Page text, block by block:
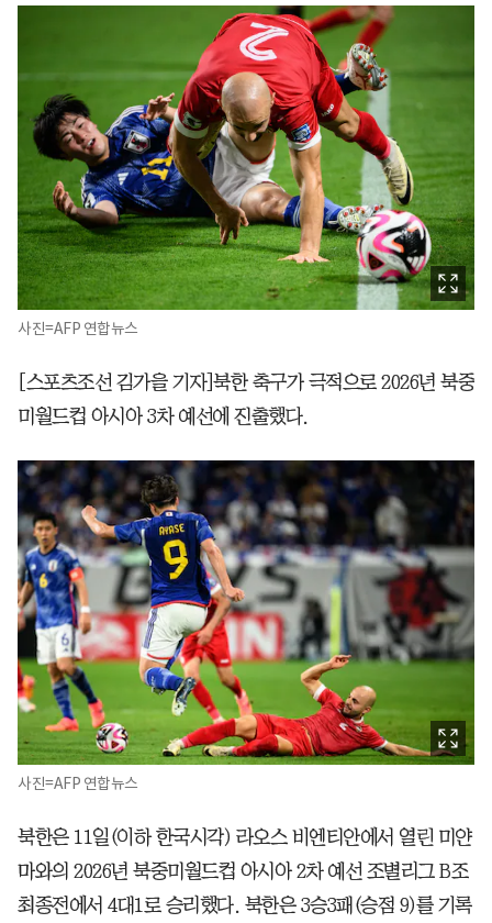
사진=AFP 연합뉴스
[스포츠조선 김가을 기자]북한 축구가 극적으로 2026년 북중
미월드컵 아시아 3차 예선에 진출했다.
사진=AFP 연합뉴스
북한은 11일(이하 한국시각) 라오스 비엔티안에서 열린 미얀
마와의 2026년 북중미월드컵 아시아 2차 예선 조별리그 B조
최종전에서 4대1로 승리했다. 북한은 3승3패(승점 9)를 기록